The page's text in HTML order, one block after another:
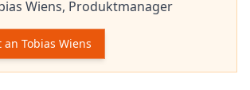
Wiens, Produktmanager
Tobias Wiens